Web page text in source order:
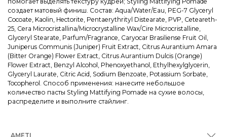
создает матовый финиш. Состав: Aqua/Water/Eau, PEG-7 Glyceryl
Cocoate, Kaolin, Hectorite, Pentaerythrityl Distearate, PVP, Ceteareth-
25, Cera Microcristallina/Microcrystalline Wax/Cire Microcristalline,
Glyceryl Stearate, Parfum/Fragrance, Caryocar Brasiliense Fruit Oil,
Juniperus Communis (Juniper) Fruit Extract, Citrus Aurantium Amara
(Bitter Orange) Flower Extract, Citrus Aurantium Dulcis (Orange)
Flower Extract, Benzyl Alcohol, Phenoxyethanol, Ethylhexylglycerin,
Glyceryl Laurate, Citric Acid, Sodium Benzoate, Potassium Sorbate,
Tocopherol. Способ применения: нанесите небольшое
количество пасты Styling Mattifying Pomade на сухие волосы,
распределите и выполните стайлинг.
AMETI